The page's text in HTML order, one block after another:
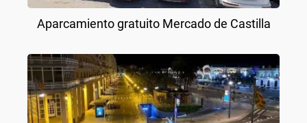
Aparcamiento gratuito Mercado de Castilla